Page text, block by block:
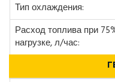
Тип охлаждения:
Расход топлива при
нагрузке, л/час: